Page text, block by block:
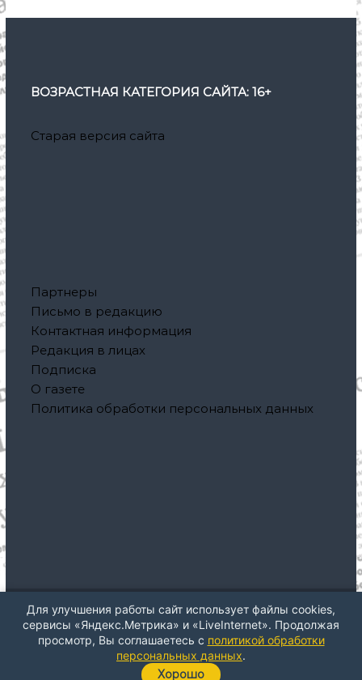
ВОЗРАСТНАЯ КАТЕГОРИЯ САЙТА: 16+
Старая версия сайта
Партнеры
Письмо в редакцию
Контактная информация
Редакция в лицах
Подписка
О газете
Политика обработки персональных данных
Авторское право © 2026Газета "Северная правда"Все
права защищены. Тема: ThemeGrill отFlash. На платформе
WordPress
Для улучшения работы сайт использует файлы cookies,
сервисы «Яндекс.Метрика» и «LiveInternet». Продолжая
просмотр, Вы соглашаетесь с политикой обработки
персональных данных.
Хорошо